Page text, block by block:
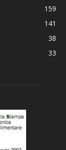
159
141
38
33